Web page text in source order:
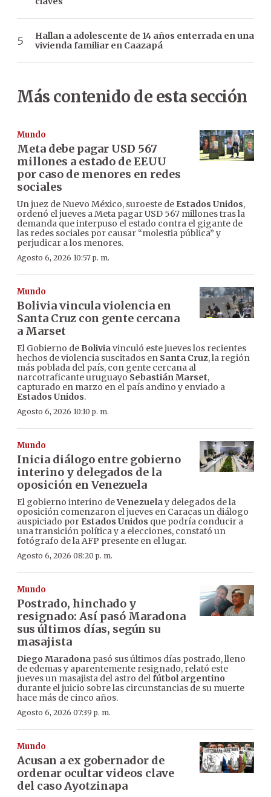
Hallan a adolescente de 14 años enterrada en una
vivienda familiar en Caazapá
Más contenido de esta sección
Mundo
Meta debe pagar USD 567
millones a estado de EEUU
por caso de menores en redes
sociales
Un juez de Nuevo México, suroeste de Estados Unidos,
ordenó el jueves a Meta pagar USD 567 millones tras la
demanda que interpuso el estado contra el gigante de
las redes sociales por causar “molestia pública” y
perjudicar a los menores.
Agosto 6, 2026 10:57 p. m.
Mundo
Bolivia vincula violencia en
Santa Cruz con gente cercana
a Marset
El Gobierno de Boliviavinculó este jueves los recientes
hechos de violencia suscitados en Santa Cruz, la región
más poblada del país, con gente cercana al
narcotraficante uruguayo Sebastián Marset,
capturado en marzo en el país andino y enviado a
Estados Unidos.
Agosto 6, 2026 10:10 p. m.
Mundo
Inicia diálogo entre gobierno
interino y delegados de la
oposición en Venezuela
El gobierno interino deVenezuelay delegados de la
oposición comenzaron el jueves en Caracas un diálogo
auspiciado por Estados Unidos que podría conducir a
una transición política y a elecciones, constató un
fotógrafo de la AFP presente en el lugar.
Agosto 6, 2026 08:20 p. m.
Mundo
Postrado, hinchado y
resignado: Así pasó Maradona
sus últimos días, según su
masajista
Diego Maradona pasó sus últimos días postrado, lleno
de edemas y aparentemente resignado, relató este
jueves un masajista del astro delfútbol argentino
durante el juicio sobre las circunstancias de su muerte
hace más de cinco años.
Agosto 6, 2026 07:39 p. m.
Mundo
Acusan a ex gobernador de
ordenar ocultar videos clave
del caso Ayotzinapa